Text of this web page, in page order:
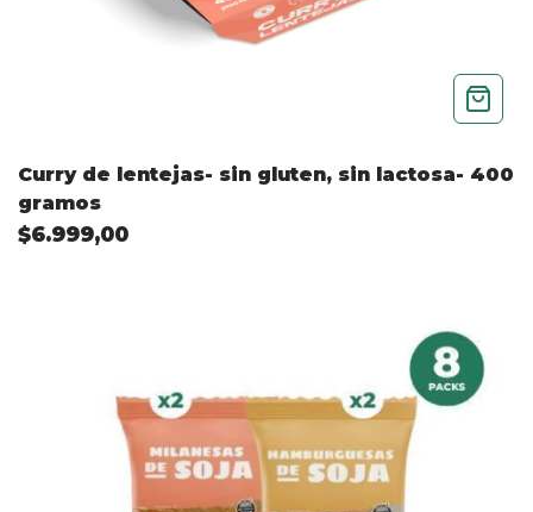
Curry de lentejas- sin gluten, sin lactosa- 400
gramos
$6.999,00